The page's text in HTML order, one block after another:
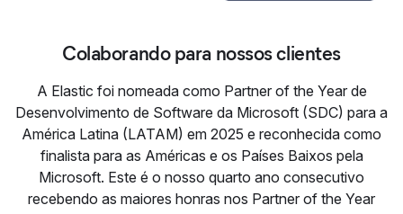
Colaborando para nossos clientes
A Elastic foi nomeada como Partner of the Year de
Desenvolvimento de Software da Microsoft (SDC) para a
América Latina (LATAM) em 2025 e reconhecida como
finalista para as Américas e os Países Baixos pela
Microsoft. Este é o nosso quarto ano consecutivo
recebendo as maiores honras nos Partner of the Year